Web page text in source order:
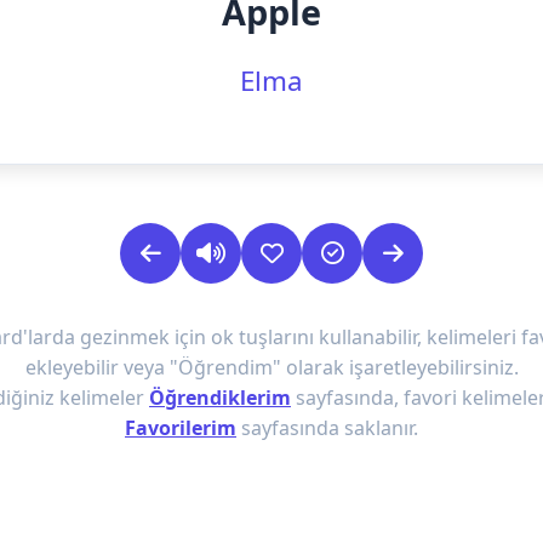
Apple
Elma
gezinmek için ok tuşlarını kullanabilir, kelimeleri
ekleyebilir veya "Öğrendim" olarak işaretleyebilirsiniz.
kelimeler Öğrendiklerim sayfasında, favori
Favorilerim sayfasında saklanır.